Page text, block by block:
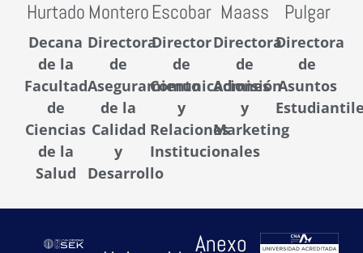
Hurtado
Decana
de la
Facultad
de
Ciencias
de la
Salud
Montero
Directora
de
Aseguramiento
de la
Calidad
y
Desarrollo
Escobar
Director
de
Comunicaciones
y
Relaciones
Institucionales
Maass
Directora
de
Admisión
y
Marketing
Pulgar
Directora
de
Asuntos
Anexo